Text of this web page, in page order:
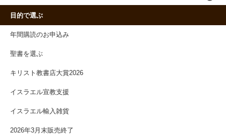
目的で選ぶ
年間購読のお申込み
聖書を選ぶ
キリスト教書店大賞2026
イスラエル宣教支援
イスラエル輸入雑貨
2026年3月末販売終了